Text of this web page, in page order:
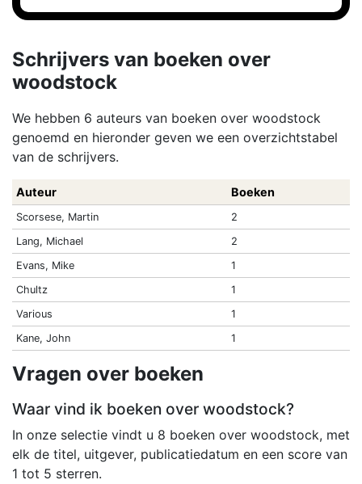
Schrijvers van boeken over
woodstock
We hebben 6 auteurs van boeken over woodstock
genoemd en hieronder geven we een overzichtstabel
van de schrijvers.
Auteur Boeken
Scorsese, Martin
2
Lang, Michael
2
Evans, Mike
1
Chultz
1
Various
1
Kane, John
1
Vragen over boeken
Waar vind ik boeken over woodstock?
In onze selectie vindt u 8 boeken over woodstock, met
elk de titel, uitgever, publicatiedatum en een score van
1 tot 5 sterren.